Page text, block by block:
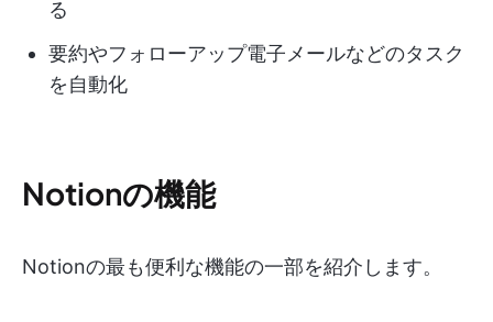
る
要約やフォローアップ電子メールなどのタスク
を自動化
Notionの機能
Notionの最も便利な機能の一部を紹介します。